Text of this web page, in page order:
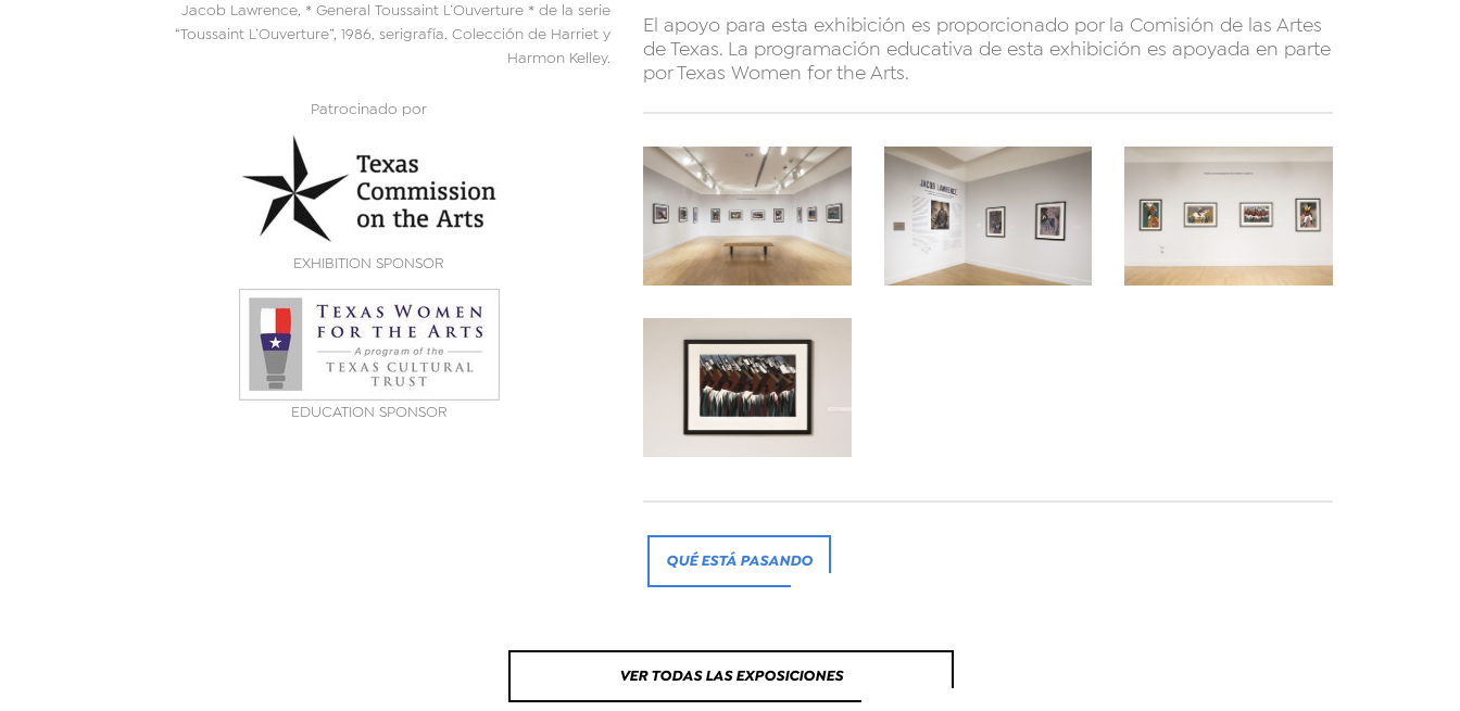
Jacob Lawrence, * General Toussaint L’Ouverture * de la serie
“Toussaint L’Ouverture”, 1986, serigrafía. Colección de Harriet y
Harmon Kelley.
Patrocinado por
EXHIBITION SPONSOR
EDUCATION SPONSOR
El apoyo para esta exhibición es proporcionado por la Comisión de las Artes
de Texas. La programación educativa de esta exhibición es apoyada en parte
por Texas Women for the Arts.
QUÉ ESTÁ PASANDO
VER TODAS LAS EXPOSICIONES